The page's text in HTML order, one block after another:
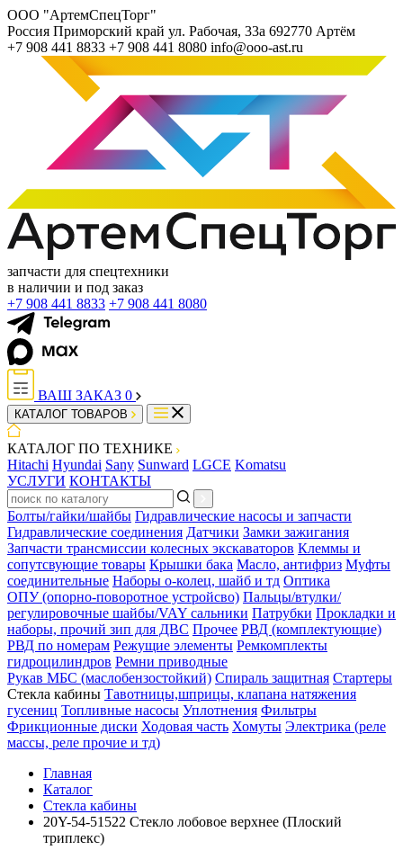
ООО "АртемСпецТорг"
Россия Приморский край ул. Рабочая, 33а 692770 Артём
+7 908 441 8833 +7 908 441 8080 info@ooo-ast.ru
запчасти для спецтехники
в наличии и под заказ
+7 908 441 8833 +7 908 441 8080
ВАШ ЗАКАЗ 0
КАТАЛОГ ТОВАРОВ
КАТАЛОГ ПО ТЕХНИКЕ
Hitachi Hyundai Sany Sunward LGCE Komatsu
УСЛУГИ КОНТАКТЫ
Болты/гайки/шайбы Гидравлические насосы и запчасти
Гидравлические соединения Датчики Замки зажигания
Запчасти трансмиссии колесных экскаваторов Клеммы и
сопутсвующие товары Крышки бака Масло, антифриз Муфты
соединительные Наборы о-колец, шайб и тд Оптика
ОПУ (опорно-поворотное устройсво) Пальцы/втулки/
регулировочные шайбы/VAY сальники Патрубки Прокладки и
наборы, прочий зип для ДВС Прочее РВД (комплектующие)
РВД по номерам Режущие элементы Ремкомплекты
гидроцилиндров Ремни приводные
Рукав МБС (маслобензостойкий) Спираль защитная Стартеры
Стекла кабины Тавотницы,шприцы, клапана натяжения
гусениц Топливные насосы Уплотнения Фильтры
Фрикционные диски Ходовая часть Хомуты Электрика (реле
массы, реле прочие и тд)
Главная
Каталог
Стекла кабины
20Y-54-51522 Стекло лобовое верхнее (Плоский
триплекс)